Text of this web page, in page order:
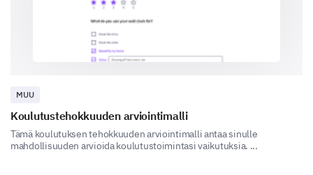
What part(s) of the training did you find most
Case studies
MUU
Koulutustehokkuuden arviointimalli
Tämä koulutuksen tehokkuuden arviointimalli antaa sinulle
mahdollisuuden arvioida koulutustoimintasi vaikutuksia. ...